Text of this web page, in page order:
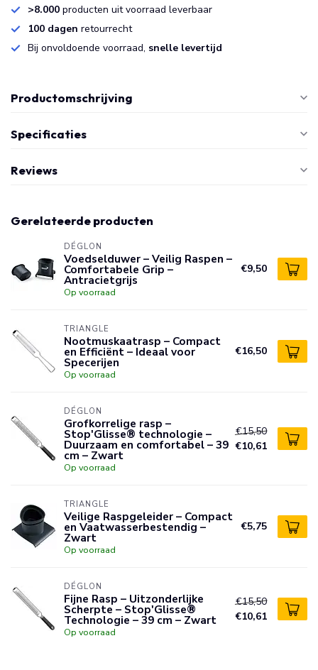
>8.000 producten uit voorraad leverbaar
100 dagen retourrecht
Bij onvoldoende voorraad, snelle levertijd
Productomschrijving
Specificaties
Reviews
Gerelateerde producten
DÉGLON
Voedselduwer – Veilig Raspen –
Comfortabele Grip –
Antracietgrijs
Op voorraad
€9,50
TRIANGLE
Nootmuskaatrasp – Compact
en Efficiënt – Ideaal voor
Specerijen
Op voorraad
€16,50
DÉGLON
Grofkorrelige rasp –
Stop'Glisse® technologie –
Duurzaam en comfortabel – 39
cm – Zwart
Op voorraad
€15,50
€10,61
TRIANGLE
Veilige Raspgeleider – Compact
en Vaatwasserbestendig –
Zwart
Op voorraad
€5,75
DÉGLON
Fijne Rasp – Uitzonderlijke
Scherpte – Stop'Glisse®
Technologie – 39 cm – Zwart
Op voorraad
€15,50
€10,61